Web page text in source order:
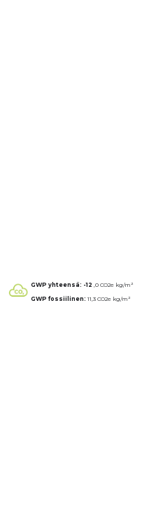
GWP yhteensä: -12 ,0 CO2e kg/m²
GWP fossiilinen: 11,3 CO2e kg/m²